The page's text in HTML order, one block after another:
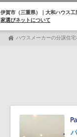
伊賀市（三重県）｜大和ハウス
家選びネットについて
ハウスメーカーの分譲住